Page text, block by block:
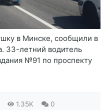
в Минске, сообщили в
33-летний водитель
№91 по проспекту
1.35K 0